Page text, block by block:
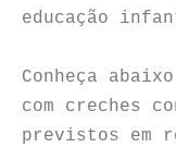
educação
Conheça
com creches
previstos em